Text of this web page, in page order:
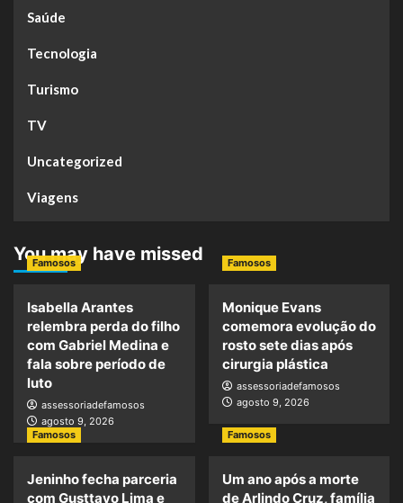
Saúde
Tecnologia
Turismo
TV
Uncategorized
Viagens
You may have missed
Famosos
Isabella Arantes
relembra perda do filho
com Gabriel Medina e
fala sobre período de
luto
assessoriadefamosos
agosto 9, 2026
Famosos
Monique Evans
comemora evolução do
rosto sete dias após
cirurgia plástica
assessoriadefamosos
agosto 9, 2026
Famosos
Jeninho fecha parceria
com Gusttavo Lima e
Famosos
Um ano após a morte
de Arlindo Cruz, família